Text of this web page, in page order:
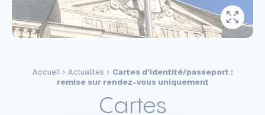
Accueil Actualités
Cartes d’identité/passeport :
remise sur rendez-vous uniquement
Cartes